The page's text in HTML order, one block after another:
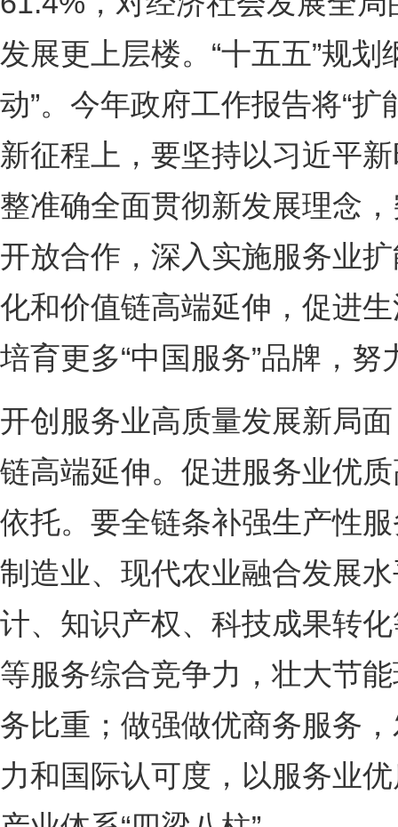
发展更上层楼。“十五五”规
动”。今年政府工作报告将“
新征程上，要坚持以习近平
整准确全面贯彻新发展理念
开放合作，深入实施服务业
化和价值链高端延伸，促进
培育更多“中国服务”品牌，
开创服务业高质量发展新局
链高端延伸。促进服务业优
依托。要全链条补强生产性
制造业、现代农业融合发展
计、知识产权、科技成果转
等服务综合竞争力，壮大节
务比重；做强做优商务服务
力和国际认可度，以服务业